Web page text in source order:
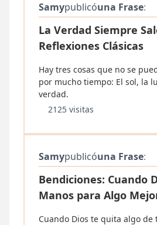
Samypublicóuna Frase:
La Verdad Siempre
Reflexiones Clásicas
Hay tres cosas que no se
por mucho tiempo: El sol, la
verdad.
2125 visitas
Samypublicóuna Frase:
Bendiciones: Cuando
Manos para Algo
Cuando Dios te quita algo de